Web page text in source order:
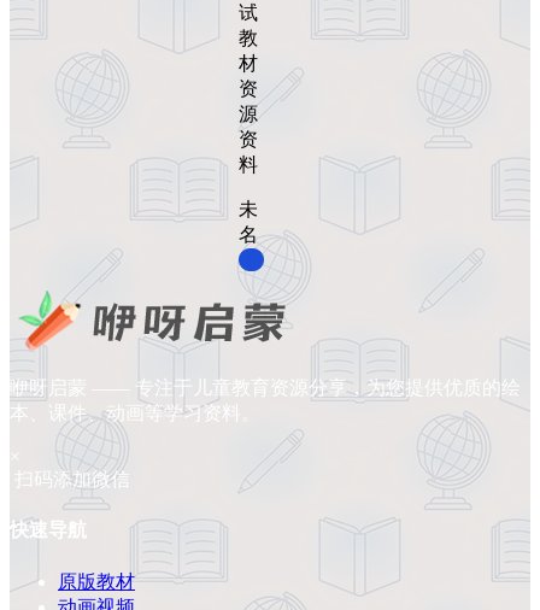
试
教
材
资
源
资
料
未
名
咿呀启蒙 —— 专注于儿童教育资源分享，为您提供优质的绘
本、课件、动画等学习资料。
×
扫码添加微信
快速导航
原版教材